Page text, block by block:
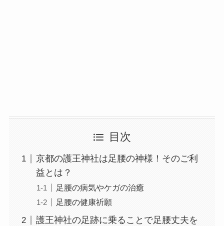
目次
京都の護王神社は足腰の神様！そのご利
益とは？
足腰の病気やケガの治癒
足腰の健康祈願
護王神社の足跡に乗ることで足腰丈夫を